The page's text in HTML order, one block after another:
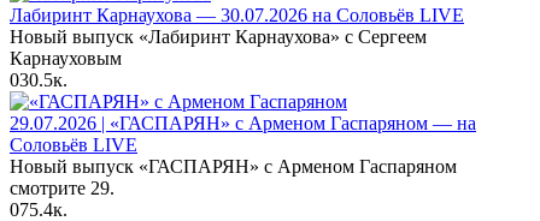
Лабиринт Карнаухова — 30.07.2026 на Соловьёв LIVE
Новый выпуск «Лабиринт Карнаухова» с Сергеем
Карнауховым
030.5к.
29.07.2026 | «ГАСПАРЯН» с Арменом Гаспаряном — на
Соловьёв LIVE
Новый выпуск «ГАСПАРЯН» с Арменом Гаспаряном
смотрите 29.
075.4к.